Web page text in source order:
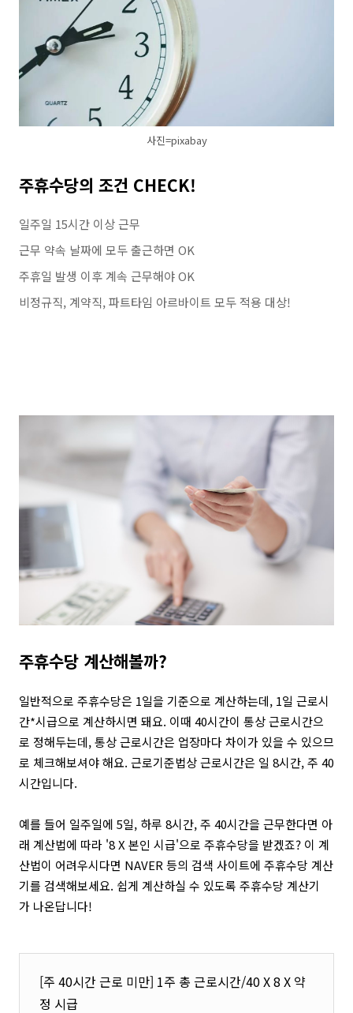
사진=pixabay
주휴수당의 조건 CHECK!
일주일 15시간 이상 근무
근무 약속 날짜에 모두 출근하면 OK
주휴일 발생 이후 계속 근무해야 OK
비정규직, 계약직, 파트타임 아르바이트 모두 적용 대상!
주휴수당 계산해볼까?
일반적으로 주휴수당은 1일을 기준으로 계산하는데, 1일 근로시
간*시급으로 계산하시면 돼요. 이때 40시간이 통상 근로시간으
로 정해두는데, 통상 근로시간은 업장마다 차이가 있을 수 있으므
로 체크해보셔야 해요. 근로기준법상 근로시간은 일 8시간, 주 40
시간입니다.
예를 들어 일주일에 5일, 하루 8시간, 주 40시간을 근무한다면 아
래 계산법에 따라 '8 X 본인 시급'으로 주휴수당을 받겠죠? 이 계
산법이 어려우시다면 NAVER 등의 검색 사이트에 주휴수당 계산
기를 검색해보세요. 쉽게 계산하실 수 있도록 주휴수당 계산기
가 나온답니다!
[주 40시간 근로 미만] 1주 총 근로시간/40 X 8 X 약
정 시급